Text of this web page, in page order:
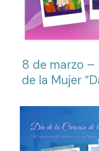
8 de marzo –
de la Mujer